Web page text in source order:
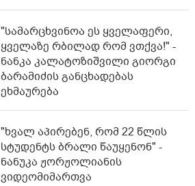
"სა­მარ­ცხვი­ნოა ეს ყვე­ლა­ფე­რი,
ყვე­ლა­ზე რბი­ლად რომ ვთქვა!" -
ნანკა კალატოზიშვილი გიორგი
ბარამიძის განცხადებას
ეხმაურება
"ხვალ აპირებენ, რომ 22 წლის
სტუდენტს ბრალი წაუყენონ" -
ნანუკა ჟორჟოლიანის
ვიდეომიმართვა